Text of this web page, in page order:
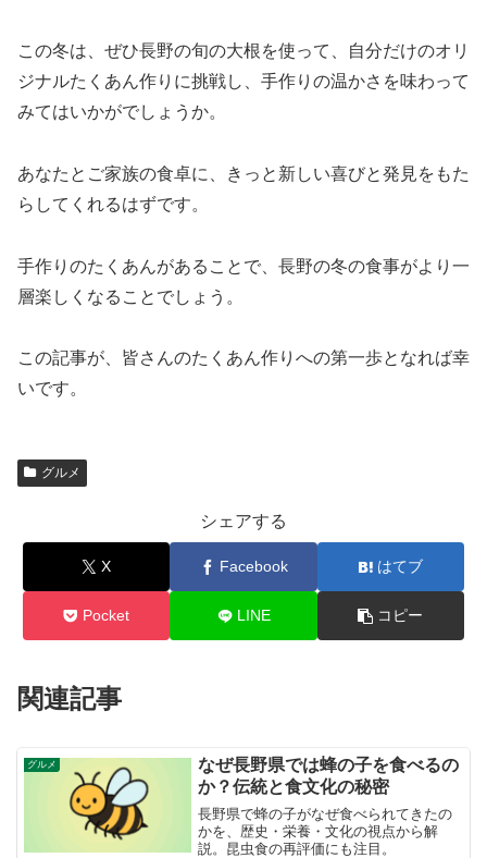
この冬は、ぜひ長野の旬の大根を使って、自分だけのオリ
ジナルたくあん作りに挑戦し、手作りの温かさを味わって
みてはいかがでしょうか。
あなたとご家族の食卓に、きっと新しい喜びと発見をもた
らしてくれるはずです。
手作りのたくあんがあることで、長野の冬の食事がより一
層楽しくなることでしょう。
この記事が、皆さんのたくあん作りへの第一歩となれば幸
いです。
グルメ
シェアする
X Facebook はてブ
Pocket LINE コピー
関連記事
グルメ
なぜ長野県では蜂の子を食べるの
か？伝統と食文化の秘密
長野県で蜂の子がなぜ食べられてきたの
かを、歴史・栄養・文化の視点から解
説。昆虫食の再評価にも注目。